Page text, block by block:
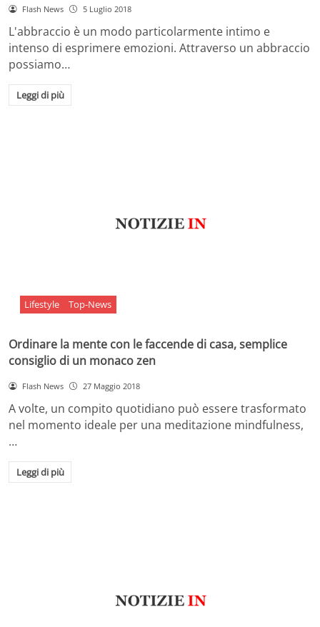
Flash News 5 Luglio 2018
L'abbraccio è un modo particolarmente intimo e
intenso di esprimere emozioni. Attraverso un abbraccio
possiamo…
Leggi di più
Lifestyle Top-News
Ordinare la mente con le faccende di casa, semplice
consiglio di un monaco zen
Flash News 27 Maggio 2018
A volte, un compito quotidiano può essere trasformato
nel momento ideale per una meditazione mindfulness,
…
Leggi di più